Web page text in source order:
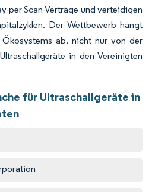
per-Scan-Verträge und verteidigen
Der Wettbewerb hängt
ab, nicht nur von der
in den Vereinigten
für Ultraschallgeräte in